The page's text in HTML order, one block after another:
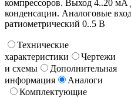
компрессоров. Выход 4..20 мА
конденсации. Аналоговые
ратиометрический 0..5 В
Технические
характеристики
Чертежи
и схемы
Дополнительная
информация
Аналоги
Комплектующие